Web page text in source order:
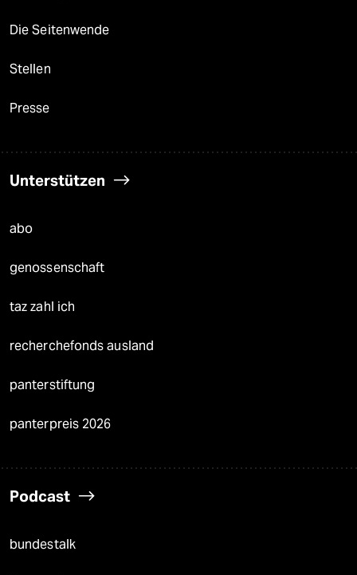
Die Seitenwende
Stellen
Presse
Unterstützen
abo
genossenschaft
taz zahl ich
recherchefonds ausland
panterstiftung
panterpreis 2026
Podcast
bundestalk